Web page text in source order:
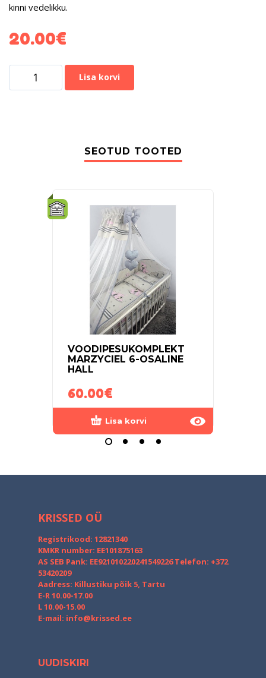
kinni vedelikku.
20.00€
Lisa korvi
SEOTUD TOOTED
VOODIPESUKOMPLEKT
MARZYCIEL 6-OSALINE
HALL
60.00€
Lisa korvi
KRISSED OÜ
Registrikood: 12821340
KMKR number: EE101875163
AS SEB Pank: EE921010220241549226 Telefon: +372
53420209
Aadress: Killustiku põik 5, Tartu
E-R 10.00-17.00
L 10.00-15.00
E-mail: info@krissed.ee
UUDISKIRI